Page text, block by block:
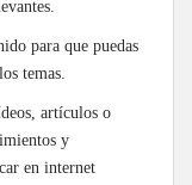
para que puedas
temas.
artículos o
y
en internet